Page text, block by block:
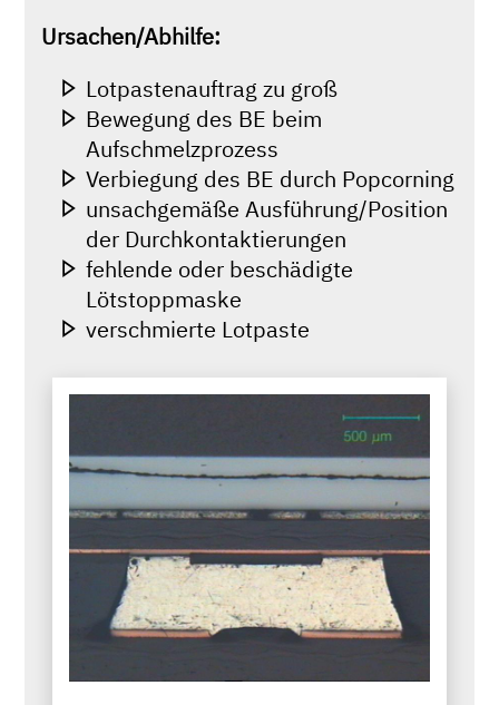
Ursachen/Abhilfe:
Lotpastenauftrag zu groß
Bewegung des BE beim
Aufschmelzprozess
Verbiegung des BE durch Popcorning
unsachgemäße Ausführung/Position
der Durchkontaktierungen
fehlende oder beschädigte
Lötstoppmaske
verschmierte Lotpaste